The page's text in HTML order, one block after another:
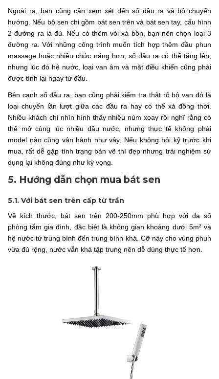
Ngoài ra, bạn cũng cần xem xét đến số đầu ra và bộ chuyển
hướng. Nếu bộ sen chỉ gồm bát sen trên và bát sen tay, cấu hình
2 đường ra là đủ. Nếu có thêm vòi xả bồn, bạn nên chọn loại 3
đường ra. Với những công trình muốn tích hợp thêm đầu phun
massage hoặc nhiều chức năng hơn, số đầu ra có thể tăng lên,
nhưng lúc đó hệ nước, loại van âm và mặt điều khiển cũng phải
được tính lại ngay từ đầu.
Bên cạnh số đầu ra, bạn cũng phải kiểm tra thật rõ bộ van đó là
loại chuyển lần lượt giữa các đầu ra hay có thể xả đồng thời.
Nhiều khách chỉ nhìn hình thấy nhiều núm xoay rồi nghĩ rằng có
thể mở cùng lúc nhiều đầu nước, nhưng thực tế không phải
model nào cũng vận hành như vậy. Nếu không hỏi kỹ trước khi
mua, rất dễ gặp tình trạng bản vẽ thì đẹp nhưng trải nghiệm sử
dụng lại không đúng như kỳ vọng.
5. Hướng dẫn chọn mua bát sen
5.1. Với bát sen trên cấp từ trần
Về kích thước, bát sen trên 200-250mm phù hợp với đa số
phòng tắm gia đình, đặc biệt là không gian khoảng dưới 5m² và
hệ nước từ trung bình đến trung bình khá. Cỡ này cho vùng phun
vừa đủ rộng, nước vẫn khá tập trung nên dễ dùng thực tế hơn.